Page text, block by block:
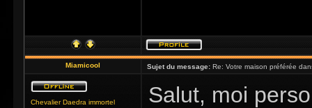
Miamicool Sujet du message: Re: Votre maison préférée
Chevalier Daedra immortel
Salut, moi